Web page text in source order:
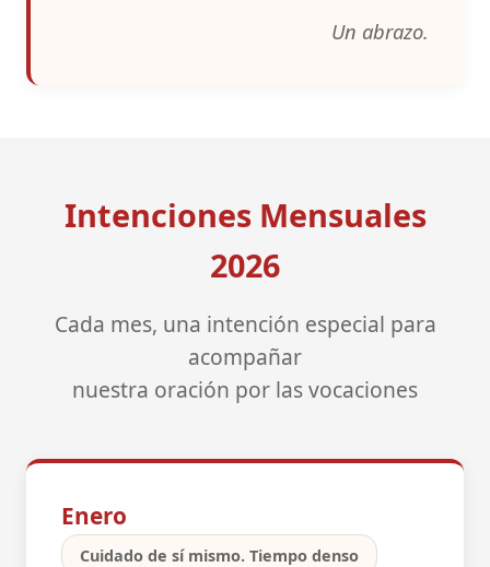
Un abrazo.
Intenciones Mensuales
2026
Cada mes, una intención especial para
acompañar
nuestra oración por las vocaciones
Enero
Cuidado de sí mismo. Tiempo denso